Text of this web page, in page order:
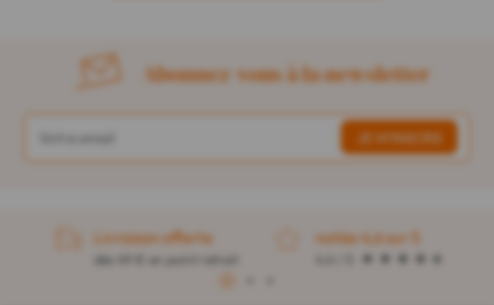
Abonnez-vous à la newsletter
Livraison offerte
dès 49 € en point retrait
notée 4,6 sur 5